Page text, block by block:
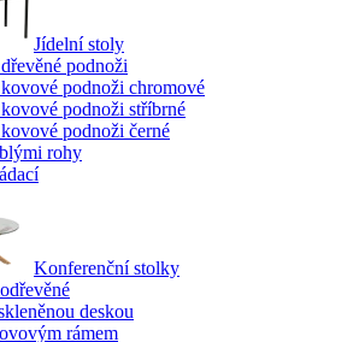
Jídelní stoly
podnoži
podnoži chromové
podnoži stříbrné
podnoži černé
rohy
Konferenční stolky
deskou
rámem